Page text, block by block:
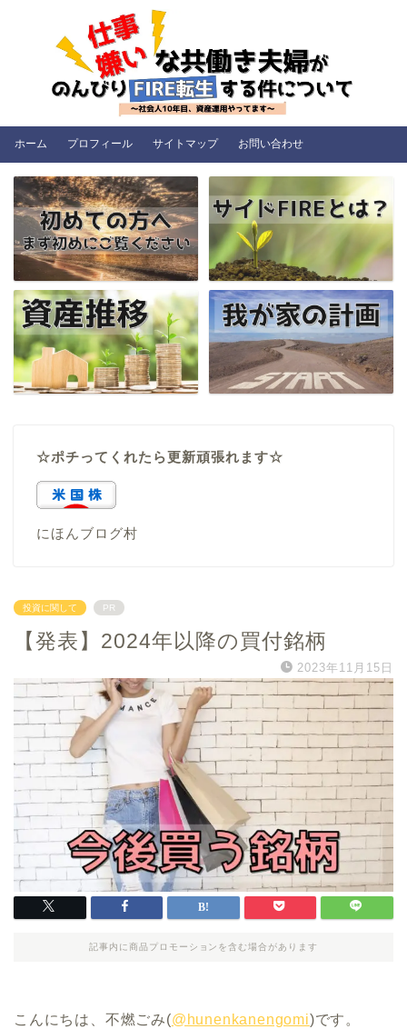
ホーム プロフィール サイトマップ お問い合わせ
☆ポチってくれたら更新頑張れます☆
にほんブログ村
投資に関して PR
【発表】2024年以降の買付銘柄
2023年11月15日
記事内に商品プロモーションを含む場合があります
こんにちは、不燃ごみ(@hunenkanengomi)です。